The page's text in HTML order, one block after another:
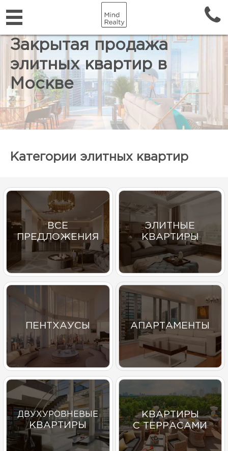
Закрытая продажа
элитных квартир в
Москве
Категории элитных квартир
ВСЕ
ПРЕДЛОЖЕНИЯ
ЭЛИТНЫЕ
КВАРТИРЫ
ПЕНТХАУСЫ АПАРТАМЕНТЫ
ДВУХУРОВНЕВЫЕ
КВАРТИРЫ
КВАРТИРЫ
С ТЕРРАСАМИ